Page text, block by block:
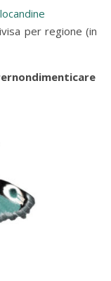
locandine
per regione (in